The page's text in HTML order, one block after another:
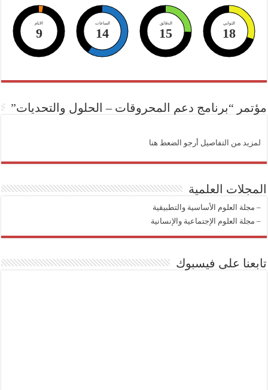
الايام
9
الساعات
14
الدقائق
15
الثواني
17
مؤتمر “برنامج دعم المحروقات – الحلول والتحديات”
لمزيد من التفاصيل أرجو الضعط هنا
المجلات العلمية
– مجلة العلوم الأساسية والتطبيقية
– مجلة العلوم الإجتماعية والإنسانية
تابعنا على فيسبوك